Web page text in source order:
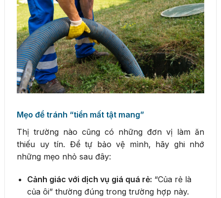
Mẹo để tránh “tiền mất tật mang”
Thị trường nào cũng có những đơn vị làm ăn
thiếu uy tín. Để tự bảo vệ mình, hãy ghi nhớ
những mẹo nhỏ sau đây:
Cảnh giác với dịch vụ giá quá rẻ: “Của rẻ là
của ôi” thường đúng trong trường hợp này.